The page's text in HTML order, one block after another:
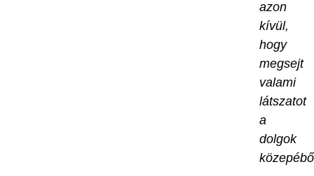
azon
kívül,
hogy
megsejt
valami
látszatot
a
dolgok